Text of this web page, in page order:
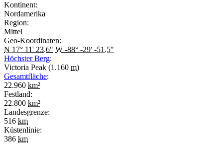
Kontinent:
Nordamerika
Region:
Mittel
Geo-Koordinaten:
N 17° 11' 23.6" W -88° -29' -51.5"
Höchster Berg:
Victoria Peak (1.160 m)
Gesamtfläche:
22.960 km²
Festland:
22.800 km²
Landesgrenze:
516 km
Küstenlinie:
386 km